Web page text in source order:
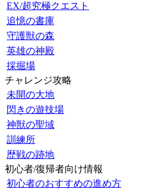
EX/超究極クエスト
追憶の書庫
守護獣の森
英雄の神殿
採掘場
チャレンジ攻略
未開の大地
閃きの遊技場
神獣の聖域
訓練所
歴戦の跡地
初心者/復帰者向け情報
初心者のおすすめの進め方